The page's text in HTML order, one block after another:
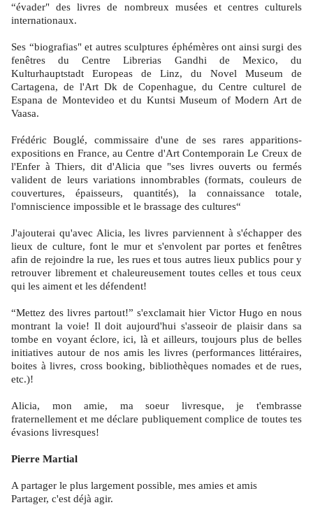
“évader" des livres de nombreux musées et centres culturels
internationaux.
Ses “biografias" et autres sculptures éphémères ont ainsi surgi des
fenêtres du Centre Librerias Gandhi de Mexico, du
Kulturhauptstadt Europeas de Linz, du Novel Museum de
Cartagena, de l'Art Dk de Copenhague, du Centre culturel de
Espana de Montevideo et du Kuntsi Museum of Modern Art de
Vaasa.
Frédéric Bouglé, commissaire d'une de ses rares apparitions-
expositions en France, au Centre d'Art Contemporain Le Creux de
l'Enfer à Thiers, dit d'Alicia que "ses livres ouverts ou fermés
valident de leurs variations innombrables (formats, couleurs de
couvertures, épaisseurs, quantités), la connaissance totale,
l'omniscience impossible et le brassage des cultures“
J'ajouterai qu'avec Alicia, les livres parviennent à s'échapper des
lieux de culture, font le mur et s'envolent par portes et fenêtres
afin de rejoindre la rue, les rues et tous autres lieux publics pour y
retrouver librement et chaleureusement toutes celles et tous ceux
qui les aiment et les défendent!
“Mettez des livres partout!” s'exclamait hier Victor Hugo en nous
montrant la voie! Il doit aujourd'hui s'asseoir de plaisir dans sa
tombe en voyant éclore, ici, là et ailleurs, toujours plus de belles
initiatives autour de nos amis les livres (performances littéraires,
boites à livres, cross booking, bibliothèques nomades et de rues,
etc.)!
Alicia, mon amie, ma soeur livresque, je t'embrasse
fraternellement et me déclare publiquement complice de toutes tes
évasions livresques!
Pierre Martial
A partager le plus largement possible, mes amies et amis
Partager, c'est déjà agir.